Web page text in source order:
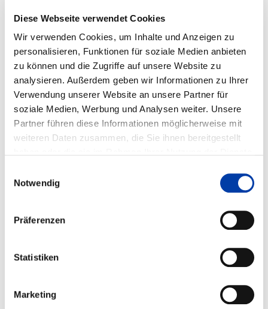
Diese Webseite verwendet Cookies
Wir verwenden Cookies, um Inhalte und Anzeigen zu
personalisieren, Funktionen für soziale Medien anbieten
zu können und die Zugriffe auf unsere Website zu
analysieren. Außerdem geben wir Informationen zu Ihrer
Verwendung unserer Website an unsere Partner für
soziale Medien, Werbung und Analysen weiter. Unsere
Partner führen diese Informationen möglicherweise mit
weiteren Daten zusammen, die Sie ihnen bereitgestellt
Notwendig
Präferenzen
Statistiken
Marketing
DVS-Nr.: 10.3197 /
IGF-Nr.: 20.927 N
Laufzeit: 01.02.2020 - 31.01.2022
WEITERE INFORMATIONEN
FA 10
NANOVERBUNDWERKSTOFFE MIT
FUNKTIONSORIENTIERTEN EIGENSCHAFTEN
FERTIGUNGSTECHNOLOGIEN
DVS-Nr.: 10.100 /